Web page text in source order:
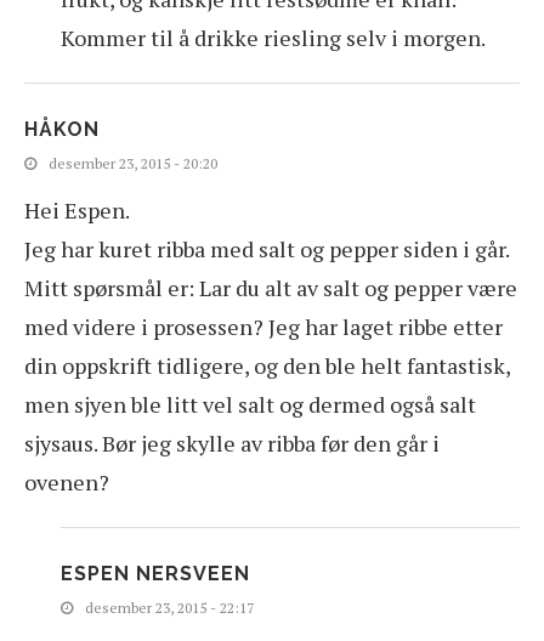
Kommer til å drikke riesling selv i morgen.
HÅKON
desember 23, 2015 - 20:20
Hei Espen.
Jeg har kuret ribba med salt og pepper siden i går.
Mitt spørsmål er: Lar du alt av salt og pepper være
med videre i prosessen? Jeg har laget ribbe etter
din oppskrift tidligere, og den ble helt fantastisk,
men sjyen ble litt vel salt og dermed også salt
sjysaus. Bør jeg skylle av ribba før den går i
ovenen?
ESPEN NERSVEEN
desember 23, 2015 - 22:17